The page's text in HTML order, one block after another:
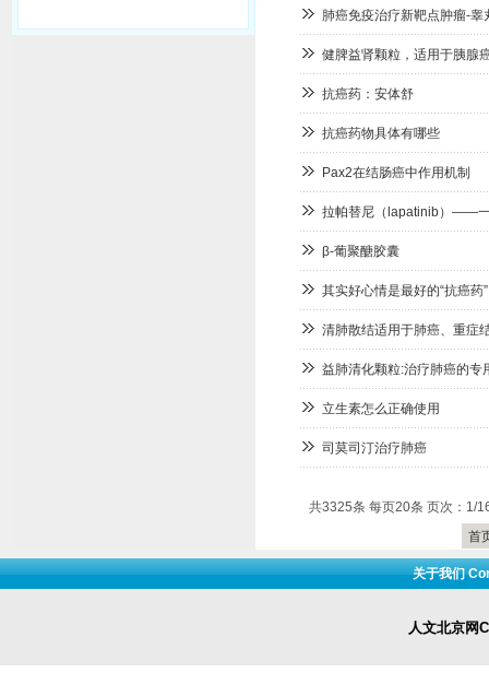
肺癌免疫治疗新靶点肿瘤-睾
健脾益肾颗粒，适用于胰腺
抗癌药：安体舒
抗癌药物具体有哪些
Pax2在结肠癌中作用机制
拉帕替尼（lapatinib）——
β-葡聚醣胶囊
其实好心情是最好的“抗癌药”
清肺散结适用于肺癌、重症
益肺清化颗粒:治疗肺癌的专
立生素怎么正确使用
司莫司汀治疗肺癌
共3325条 每页20条 页次：1/
首
人文北京网
关于我们